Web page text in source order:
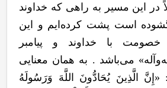
در این مسیر به راهی که خداوند
است پشت کرده‌ایم و این
با خداوند و پیامبر
وآله» میباشد . به همان معنایی
«إِنَّ الَّذِينَ يُحَادُّونَ اللَّهَ وَرَسُولَهُ